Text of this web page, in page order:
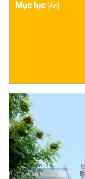
Mục lục Ẩn